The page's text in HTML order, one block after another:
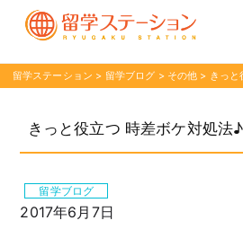
留学ステーション > 留学ブログ > その他 > きっ
きっと役立つ 時差ボケ対処法♪
留学ブログ
2017年6月7日